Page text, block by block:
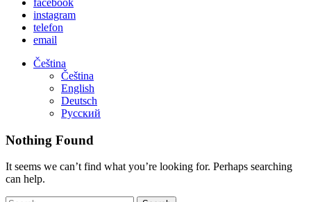
facebook
instagram
telefon
email
Čeština
Čeština
English
Deutsch
Русский
Nothing Found
It seems we can’t find what you’re looking for. Perhaps searching
can help.